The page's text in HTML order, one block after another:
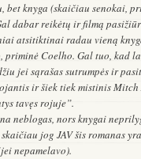
bet knyga (skaičiau senokai,
dabar reikėtų ir filmą
atsitiktinai radau vieną
priminė Coelho. Gal tuo, kad
jei sąrašas sutrumpės ir
ir šiek tiek mistinis Mitch
tavęs rojuje”.
neblogas, nors knygai
jog JAV šis romanas
nepamelavo).